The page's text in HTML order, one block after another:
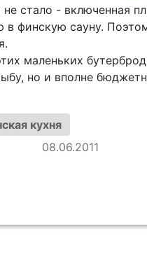
не стало - включенная
в финскую сауну.
маленьких
но и вполне
кухня
08.06.2011